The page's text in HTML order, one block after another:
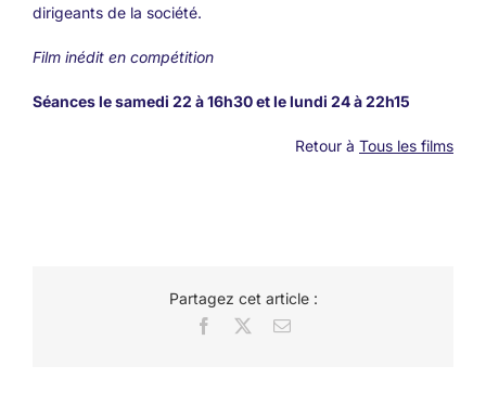
dirigeants de la société.
Film inédit en compétition
Séances le samedi 22 à 16h30 et le lundi 24 à 22h15
Retour à Tous les films
Partagez cet article :
Facebook Email